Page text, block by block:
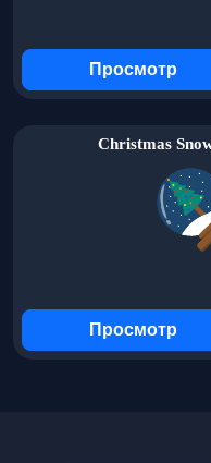
Просмотр
Christmas
Просмотр